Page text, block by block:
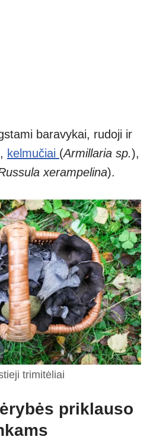
baravykai, rudoji ir
kelmučiai (Armillaria sp.),
xerampelina).
trimitėliai
priklauso